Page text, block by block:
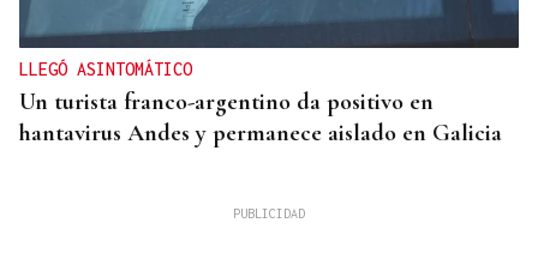
LLEGÓ ASINTOMÁTICO
Un turista franco-argentino da positivo en
hantavirus Andes y permanece aislado en Galicia